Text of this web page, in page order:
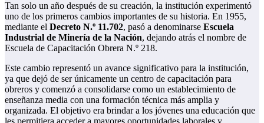
Tan solo un año después de su creación, la institución experimentó
uno de los primeros cambios importantes de su historia. En 1955,
mediante el Decreto N.º 11.702, pasó a denominarse Escuela
Industrial de Minería de la Nación, dejando atrás el nombre de
Escuela de Capacitación Obrera N.º 218.
Este cambio representó un avance significativo para la institución,
ya que dejó de ser únicamente un centro de capacitación para
obreros y comenzó a consolidarse como un establecimiento de
enseñanza media con una formación técnica más amplia y
organizada. El objetivo era brindar a los jóvenes una educación que